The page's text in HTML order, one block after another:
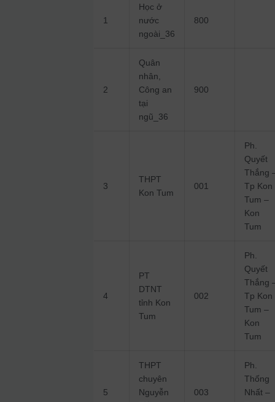
1
Học ở
nước
ngoài_36
800
2
Quân
nhân,
Công an
tại
ngũ_36
900
3
THPT
Kon Tum
001
Ph.
Quyết
Thắng
Tp Kon
Tum –
Kon
Tum
4
PT
DTNT
tỉnh Kon
Tum
002
Ph.
Quyết
Thắng
Tp Kon
Tum –
Kon
Tum
5
THPT
chuyên
Nguyễn
003
Ph.
Thống
Nhất –